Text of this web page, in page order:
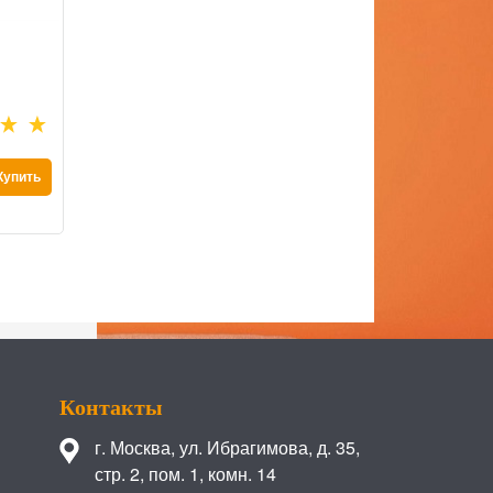
Контакты
г. Москва,ул. Ибрагимова, д. 35,
стр. 2, пом. 1, комн. 14